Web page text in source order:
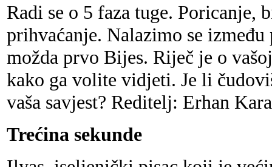
Radi se o 5 faza tuge. Poricanje,
prihvaćanje. Nalazimo se
možda prvo Bijes. Riječ je o
kako ga volite vidjeti. Je li
vaša savjest? Reditelj: Erhan
Trećina sekunde